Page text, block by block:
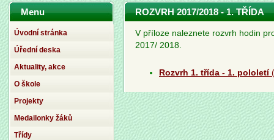
ROZVRH 2017/2018 - 1. TŘÍDA
V příloze naleznete rozvrh hodin
2017/ 2018.
Rozvrh 1. třída - 1. pololetí
Menu
Úvodní stránka
Úřední deska
Aktuality, akce
O škole
Projekty
Medailonky žáků
Třídy